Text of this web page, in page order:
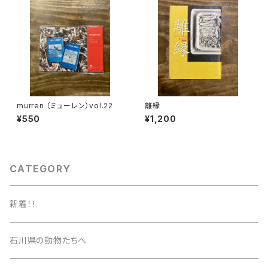
murren （ミューレン）vol.22
¥550
離縁
¥1,200
CATEGORY
新着！！
石川県の動物たちへ